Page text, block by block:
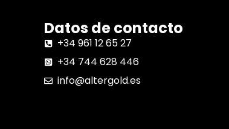
Datos de contacto
+34 961 12 65 27
+34 744 628 446
info@altergold.es